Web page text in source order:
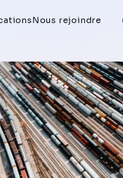
Nous rejoindre